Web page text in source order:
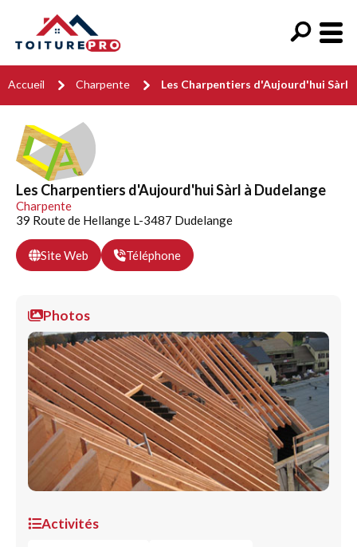
Accueil Charpente Les Charpentiers d'Aujourd'hui Sàrl
Les Charpentiers d'Aujourd'hui Sàrl à Dudelange
Charpente
39 Route de Hellange L-3487 Dudelange
Site Web Téléphone
Photos
Activités